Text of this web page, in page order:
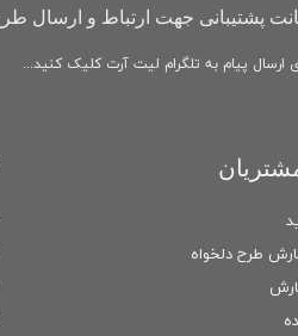
طرح دلخواه
پشتیبانی جهت ارتباط و ارسال
ارسال پیام به تلگرام لیت آرت کلیک کنید...